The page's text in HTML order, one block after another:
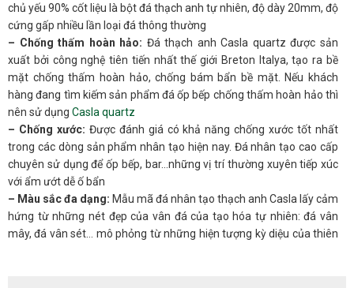
chủ yếu 90% cốt liệu là bột đá thạch anh tự nhiên, độ dày 20mm, độ
cứng gấp nhiều lần loại đá thông thường
– Chống thấm hoàn hảo: Đá thạch anh Casla quartz được sản
xuất bởi công nghệ tiên tiến nhất thế giới Breton Italya, tạo ra bề
mặt chống thấm hoàn hảo, chống bám bẩn bề mặt. Nếu khách
hàng đang tìm kiếm sản phẩm đá ốp bếp chống thấm hoàn hảo thì
nên sử dụng Casla quartz
– Chống xước: Được đánh giá có khả năng chống xước tốt nhất
trong các dòng sản phẩm nhân tạo hiện nay. Đá nhân tạo cao cấp
chuyên sử dụng để ốp bếp, bar…những vị trí thường xuyên tiếp xúc
với ẩm ướt dễ ố bẩn
– Màu sắc đa dạng: Mẫu mã đá nhân tạo thạch anh Casla lấy cảm
hứng từ những nét đẹp của vân đá của tạo hóa tự nhiên: đá vân
mây, đá vân sét… mô phỏng từ những hiện tượng kỳ diệu của thiên